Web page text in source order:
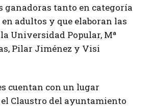
ganadoras tanto en categoría
adultos y que elaboran las
Universidad Popular, Mª
Pilar Jiménez y Visi
cuentan con un lugar
Claustro del ayuntamiento